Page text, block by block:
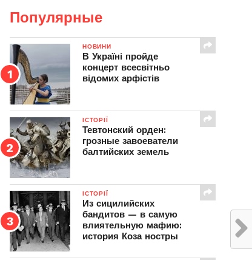
Популярные
НОВИНИ
В Україні пройде
концерт всесвітньо
відомих арфістів
ІСТОРІЇ
Тевтонский орден:
грозные завоеватели
балтийских земель
ІСТОРІЇ
Из сицилийских
бандитов — в самую
влиятельную мафию:
история Коза ностры